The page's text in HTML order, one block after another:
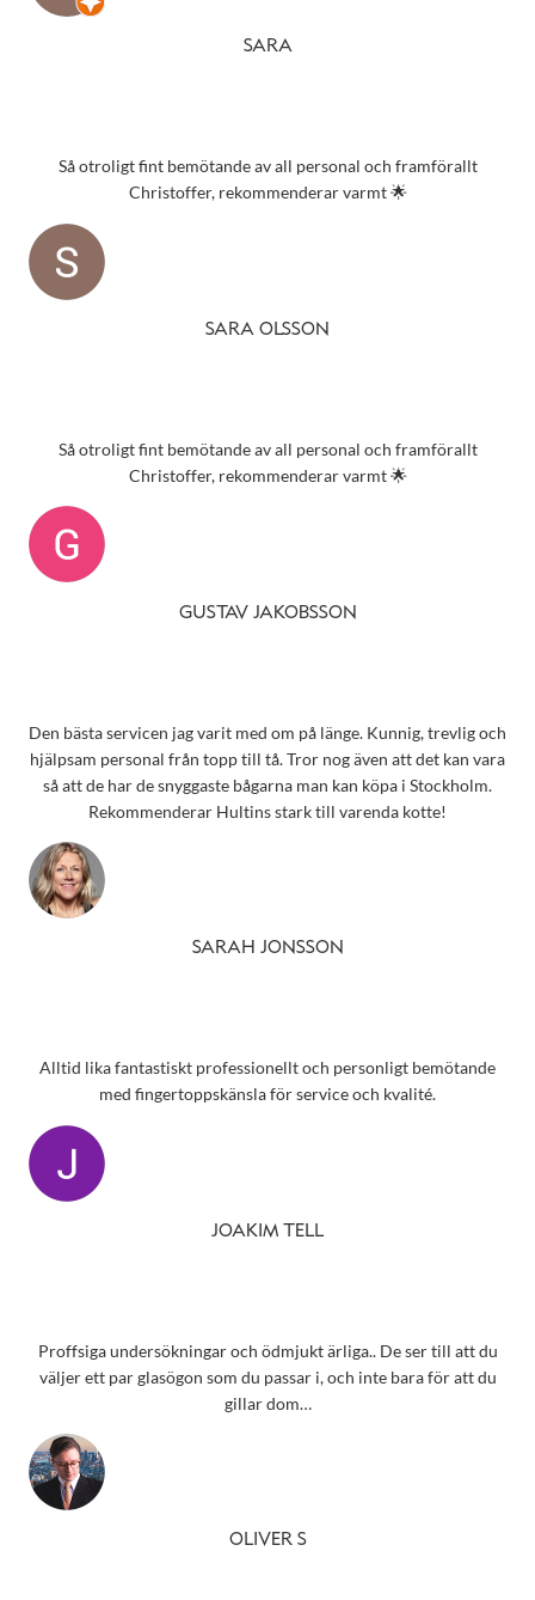
SARA
Så otroligt fint bemötande av all personal och framförallt
Christoffer, rekommenderar varmt 🌟
SARA OLSSON
Så otroligt fint bemötande av all personal och framförallt
Christoffer, rekommenderar varmt 🌟
GUSTAV JAKOBSSON
Den bästa servicen jag varit med om på länge. Kunnig, trevlig och
hjälpsam personal från topp till tå. Tror nog även att det kan vara
så att de har de snyggaste bågarna man kan köpa i Stockholm.
Rekommenderar Hultins stark till varenda kotte!
SARAH JONSSON
Alltid lika fantastiskt professionellt och personligt bemötande
med fingertoppskänsla för service och kvalité.
JOAKIM TELL
Proffsiga undersökningar och ödmjukt ärliga.. De ser till att du
väljer ett par glasögon som du passar i, och inte bara för att du
gillar dom…
OLIVER S